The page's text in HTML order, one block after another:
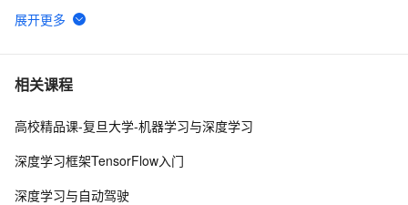
6
7 深入理解深度学习中的卷积神经网络（CNN）：从原理到
8 使用PyTorch解决多分类问题：构建、训练和评估深度学
相关课程
高校精品课-复旦大学-机器学习与深度学习
深度学习框架TensorFlow入门
深度学习与自动驾驶